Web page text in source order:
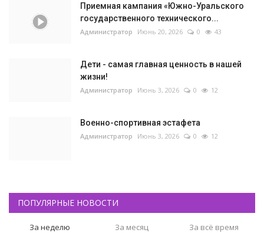
Приемная кампания «Южно-Уральского
государственного технического...
Администратор Июнь 20, 2026 0 43
Дети - самая главная ценность в нашей
жизни!
Администратор Июнь 3, 2026 0 12
Военно-спортивная эстафета
Администратор Июнь 3, 2026 0 12
ПОПУЛЯРНЫЕ НОВОСТИ
За неделю За месяц За всё время